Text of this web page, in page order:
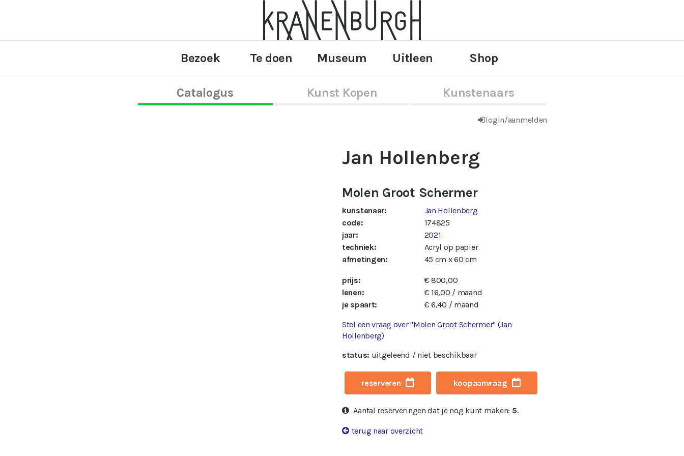
Bezoek Te doen Museum Uitleen Shop
Catalogus Kunst Kopen Kunstenaars
login/aanmelden
Jan Hollenberg
Molen Groot Schermer
kunstenaar:
Jan Hollenberg
code:
174825
jaar:
2021
techniek:
Acryl op papier
afmetingen:
45 cm x 60 cm
prijs:
€ 800,00
lenen:
€ 16,00 / maand
je spaart:
€ 6,40 / maand
Stel een vraag over "Molen Groot Schermer" (Jan
Hollenberg)
status: uitgeleend / niet beschikbaar
reserveren koopaanvraag
Aantal reserveringen dat je nog kunt maken: 5.
terug naar overzicht